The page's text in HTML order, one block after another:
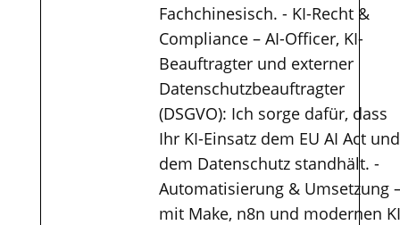
Fachchinesisch. - KI-Recht &
Compliance – AI-Officer, KI-
Beauftragter und externer
Datenschutzbeauftragter
(DSGVO): Ich sorge dafür, dass
Ihr KI-Einsatz dem EU AI Act und
dem Datenschutz standhält. -
Automatisierung & Umsetzung
mit Make, n8n und modernen